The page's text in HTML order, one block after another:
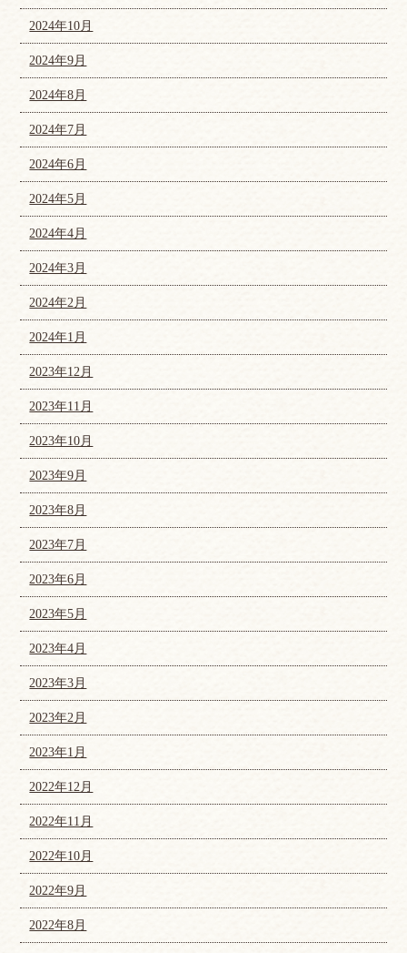
2024年10月
2024年9月
2024年8月
2024年7月
2024年6月
2024年5月
2024年4月
2024年3月
2024年2月
2024年1月
2023年12月
2023年11月
2023年10月
2023年9月
2023年8月
2023年7月
2023年6月
2023年5月
2023年4月
2023年3月
2023年2月
2023年1月
2022年12月
2022年11月
2022年10月
2022年9月
2022年8月